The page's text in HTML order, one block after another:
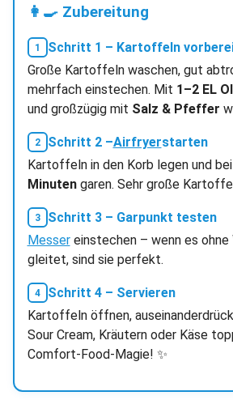
👩‍🍳 Zubereitung
Schritt 1 – Kartoffeln
Große Kartoffeln waschen, gut
mehrfach einstechen. Mit 1–2 EL
und großzügig mit Salz & Pfeffer
Schritt 2 –Airfryerstarten
Kartoffeln in den Korb legen und bei
Minutengaren. Sehr große
Schritt 3 – Garpunkt testen
Messereinstechen – wenn es ohne
gleitet, sind sie perfekt.
Schritt 4 – Servieren
Kartoffeln öffnen,
Sour Cream, Kräutern oder Käse
Comfort-Food-Magie! ✨